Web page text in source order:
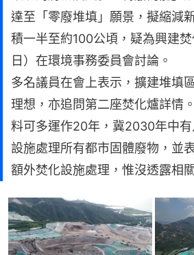
達至「零廢堆填」願景，擬縮減
積一半至約100公頃，疑為興建
日）在環境事務委員會討論。
多名議員在會上表示，擴建堆填
理想，亦追問第二座焚化爐詳情
料可多運作20年，冀2030年中有
設施處理所有都市固體廢物，並
額外焚化設施處理，惟沒透露相